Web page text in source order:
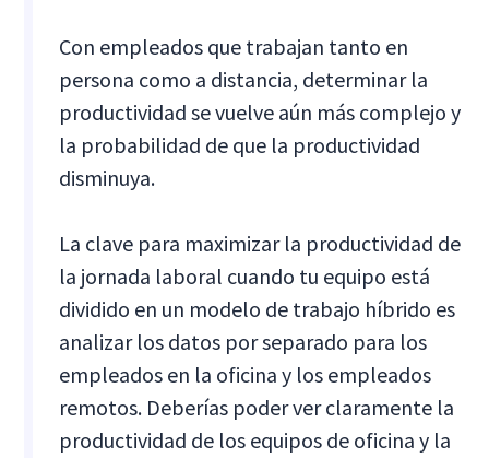
Con empleados que trabajan tanto en
persona como a distancia, determinar la
productividad se vuelve aún más complejo y
la probabilidad de que la productividad
disminuya.
La clave para maximizar la productividad de
la jornada laboral cuando tu equipo está
dividido en un modelo de trabajo híbrido es
analizar los datos por separado para los
empleados en la oficina y los empleados
remotos. Deberías poder ver claramente la
productividad de los equipos de oficina y la